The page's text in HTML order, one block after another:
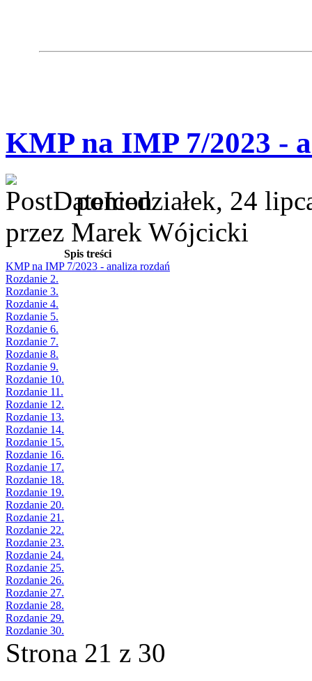
KMP na IMP 7/2023 -
poniedziałek, 24
przez Marek Wójcicki
Spis treści
KMP na IMP 7/2023 - analiza rozdań
Rozdanie 2.
Rozdanie 3.
Rozdanie 4.
Rozdanie 5.
Rozdanie 6.
Rozdanie 7.
Rozdanie 8.
Rozdanie 9.
Rozdanie 10.
Rozdanie 11.
Rozdanie 12.
Rozdanie 13.
Rozdanie 14.
Rozdanie 15.
Rozdanie 16.
Rozdanie 17.
Rozdanie 18.
Rozdanie 19.
Rozdanie 20.
Rozdanie 21.
Rozdanie 22.
Rozdanie 23.
Rozdanie 24.
Rozdanie 25.
Rozdanie 26.
Rozdanie 27.
Rozdanie 28.
Rozdanie 29.
Rozdanie 30.
Strona 21 z 30